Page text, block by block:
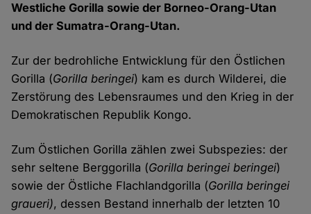
Westliche Gorilla sowie der Borneo-Orang-Utan
und der Sumatra-Orang-Utan.
Zur der bedrohliche Entwicklung für den Östlichen
Gorilla (Gorilla beringei) kam es durch Wilderei, die
Zerstörung des Lebensraumes und den Krieg in der
Demokratischen Republik Kongo.
Zum Östlichen Gorilla zählen zwei Subspezies: der
sehr seltene Berggorilla (Gorilla beringei beringei)
sowie der Östliche Flachlandgorilla (Gorilla beringei
graueri), dessen Bestand innerhalb der letzten 10